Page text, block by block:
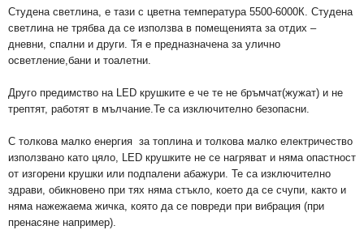
Студена светлина, е тази с цветна температура 5500-6000К. Студена
светлина не трябва да се използва в помещенията за отдих –
дневни, спални и други. Тя е предназначена за улично
осветление,бани и тоалетни.
Друго предимство на LED крушките е че те не бръмчат(жужат) и не
трептят, работят в мълчание.Те са изключително безопасни.
С толкова малко енергия за топлина и толкова малко електричество
използвано като цяло, LED крушките не се нагряват и няма опастност
от изгорени крушки или подпалени абажури. Те са изключително
здрави, обикновено при тях няма стъкло, което да се счупи, както и
няма нажежаема жичка, която да се повреди при вибрация (при
пренасяне например).